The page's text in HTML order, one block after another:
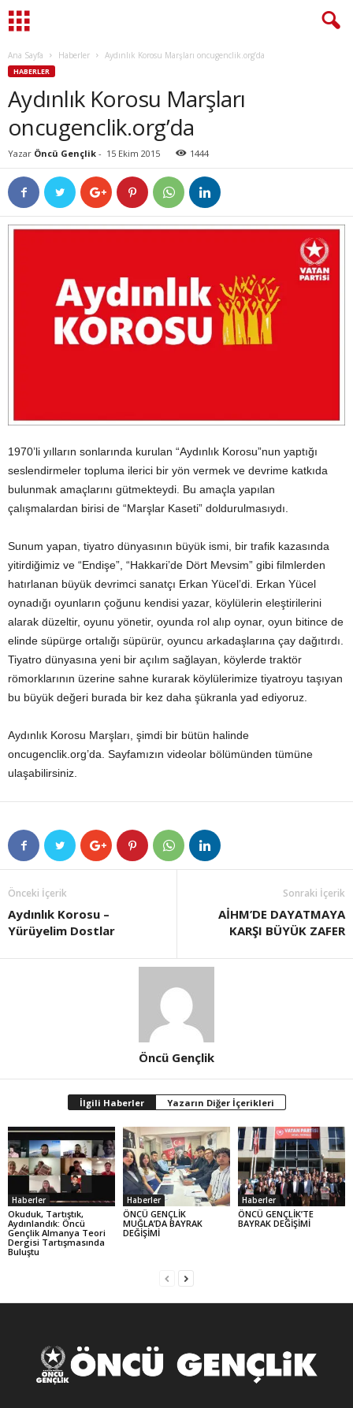
Ana Sayfa Haberler Aydınlık Korosu Marşları oncugenclik.org’da
HABERLER
Aydınlık Korosu Marşları
oncugenclik.org’da
Yazar Öncü Gençlik - 15 Ekim 2015 1444
1970’li yılların sonlarında kurulan “Aydınlık Korosu”nun yaptığı
seslendirmeler topluma ilerici bir yön vermek ve devrime katkıda
bulunmak amaçlarını gütmekteydi. Bu amaçla yapılan
çalışmalardan birisi de “Marşlar Kaseti” doldurulmasıydı.
Sunum yapan, tiyatro dünyasının büyük ismi, bir trafik kazasında
yitirdiğimiz ve “Endişe”, “Hakkari’de Dört Mevsim” gibi filmlerden
hatırlanan büyük devrimci sanatçı Erkan Yücel’di. Erkan Yücel
oynadığı oyunların çoğunu kendisi yazar, köylülerin eleştirilerini
alarak düzeltir, oyunu yönetir, oyunda rol alıp oynar, oyun bitince de
elinde süpürge ortalığı süpürür, oyuncu arkadaşlarına çay dağıtırdı.
Tiyatro dünyasına yeni bir açılım sağlayan, köylerde traktör
römorklarının üzerine sahne kurarak köylülerimize tiyatroyu taşıyan
bu büyük değeri burada bir kez daha şükranla yad ediyoruz.
Aydınlık Korosu Marşları, şimdi bir bütün halinde
oncugenclik.org’da. Sayfamızın videolar bölümünden tümüne
ulaşabilirsiniz.
Önceki İçerik
Aydınlık Korosu –
Yürüyelim Dostlar
Sonraki İçerik
AİHM’DE DAYATMAYA
KARŞI BÜYÜK ZAFER
Öncü Gençlik
İlgili Haberler Yazarın Diğer İçerikleri
Haberler
Okuduk, Tartıştık,
Aydınlandık: Öncü
Gençlik Almanya Teori
Dergisi Tartışmasında
Buluştu
Haberler
ÖNCÜ GENÇLİK
MUĞLA’DA BAYRAK
DEĞİŞİMİ
Haberler
ÖNCÜ GENÇLİK’TE
BAYRAK DEĞİŞİMİ